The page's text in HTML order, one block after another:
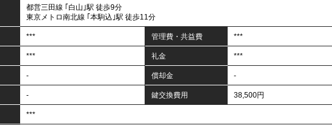
都営三田線 ｢白山｣駅 徒歩9分
東京メトロ南北線 ｢本駒込｣駅 徒歩11分
*** 管理費・共益費 ***
*** 礼金 ***
- 償却金 -
- 鍵交換費用 38,500円
***